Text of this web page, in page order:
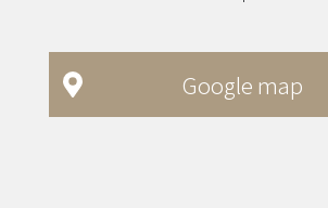
Google map